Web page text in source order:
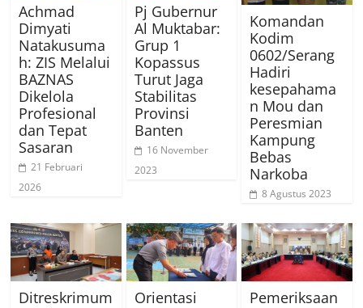
Achmad
Dimyati
Natakusuma
h: ZIS Melalui
BAZNAS
Dikelola
Profesional
dan Tepat
Sasaran
21 Februari
2026
Pj Gubernur
Al Muktabar:
Grup 1
Kopassus
Turut Jaga
Stabilitas
Provinsi
Banten
16 November
2023
Komandan
Kodim
0602/Serang
Hadiri
kesepahama
n Mou dan
Peresmian
Kampung
Bebas
Narkoba
8 Agustus 2023
Ditreskrimum
Orientasi
Pemeriksaan